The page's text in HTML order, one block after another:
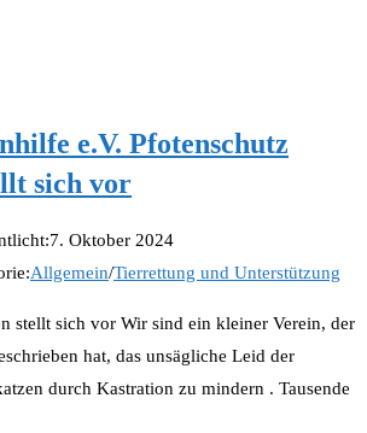
e.V. Pfotenschutz
sich vor
7. Oktober 2024
Allgemein/Tierrettung und Unterstützung
stellt sich vor Wir sind ein kleiner Verein, der
hat, das unsägliche Leid der
durch Kastration zu mindern . Tausende